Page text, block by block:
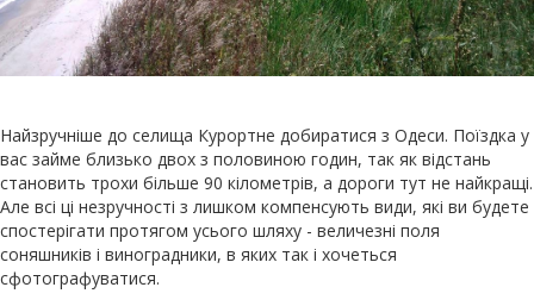
Найзручніше до селища Курортне добиратися з Одеси. Поїздка у
вас займе близько двох з половиною годин, так як відстань
становить трохи більше 90 кілометрів, а дороги тут не найкращі.
Але всі ці незручності з лишком компенсують види, які ви будете
спостерігати протягом усього шляху - величезні поля
соняшників і виноградники, в яких так і хочеться
сфотографуватися.